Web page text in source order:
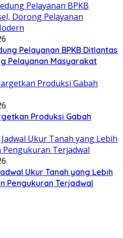
Pelayanan BPKB Ditlantas
Pelayanan Masyarakat
Produksi Gabah
Ukur Tanah yang Lebih
Pengukuran Terjadwal